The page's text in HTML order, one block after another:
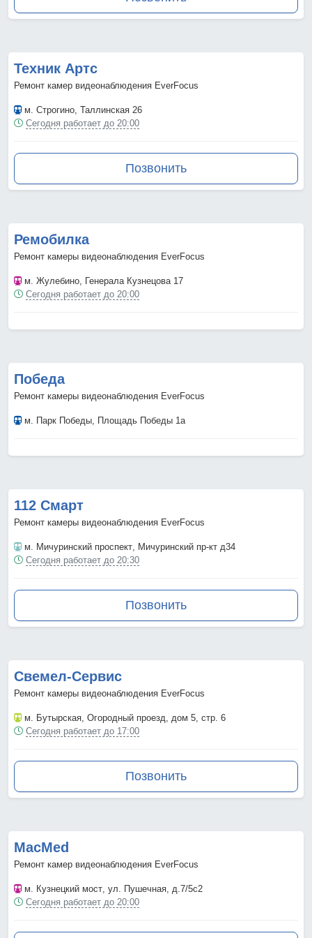
Техник Артс
Ремонт камер видеонаблюдения EverFocus
м. Строгино, Таллинская 26
Сегодня работает до 20:00
Позвонить
Ремобилка
Ремонт камеры видеонаблюдения EverFocus
м. Жулебино, Генерала Кузнецова 17
Сегодня работает до 20:00
Победа
Ремонт камеры видеонаблюдения EverFocus
м. Парк Победы, Площадь Победы 1а
112 Смарт
Ремонт камеры видеонаблюдения EverFocus
м. Мичуринский проспект, Мичуринский пр-кт д34
Сегодня работает до 20:30
Позвонить
Свемел-Сервис
Ремонт камеры видеонаблюдения EverFocus
м. Бутырская, Огородный проезд, дом 5, стр. 6
Сегодня работает до 17:00
Позвонить
MacMed
Ремонт камер видеонаблюдения EverFocus
м. Кузнецкий мост, ул. Пушечная, д.7/5с2
Сегодня работает до 20:00